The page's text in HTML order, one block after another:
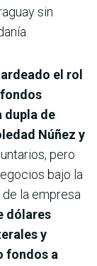
sin
el rol
dupla de
Núñez y
pero
bajo la
la empresa
dólares
y
fondos a